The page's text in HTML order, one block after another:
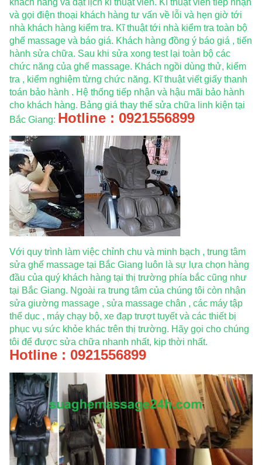
và gọi điện thoại khách hàng tư vấn về lỗi và hẹn giờ tới
nhà khách hàng kiểm tra. Kĩ thuật tới nhà kiểm tra toàn bộ
ghế massage và báo giá. Khách hàng đồng ý báo giá , tiến
hành sửa chữa. Sau khi sửa xong test lại toàn bộ các
chức năng của ghế massage. Khách ngồi dùng thử, kiểm
tra , kiểm nghiệm từng chức năng. Kĩ thuật viết giấy thanh
toán bảo hành . Hệ thống tiếp nhận và hậu mãi bảo hành
cho khách hàng. Bảng giá thay thế sửa chữa linh kiện tại
Bắc Giang: Hotline : 0921556899
Với quy trình làm việc chỉnh chu và minh bạch , trung tâm
sửa ghế massage tại Bắc Giang luôn là sự lựa chọn hàng
đầu của quý khách hàng tại thị trường phía bắc cũng như
tại Bắc Giang. Ngoài ra trung tâm của chúng tôi còn nhận
sửa giường massage , sửa massage chân , các máy tập
thể dục , máy chạy bộ, xe đạp trượt tuyết và các thiết bị
phục vụ sức khỏe khác trên thị trường. Hãy gọi cho chúng
tôi để được sửa chữa nhanh nhất, kịp thời nhất.
Hotline : 0921556899